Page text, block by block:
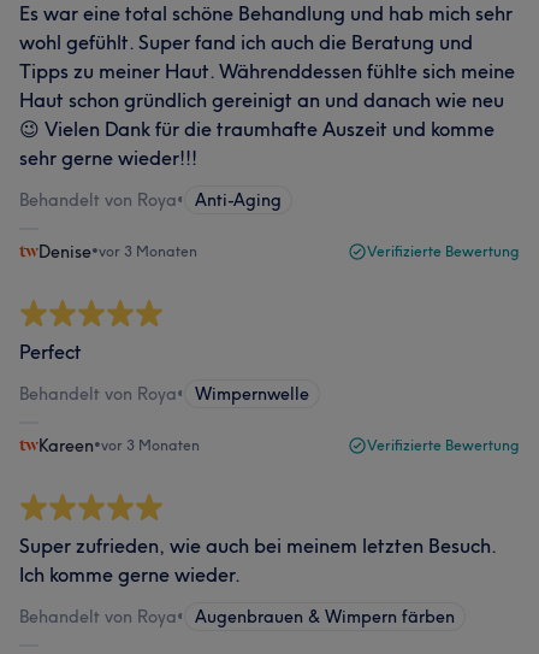
Es war eine total schöne Behandlung und hab mich sehr
wohl gefühlt. Super fand ich auch die Beratung und
Tipps zu meiner Haut. Währenddessen fühlte sich meine
Haut schon gründlich gereinigt an und danach wie neu
😉 Vielen Dank für die traumhafte Auszeit und komme
sehr gerne wieder!!!
Behandelt von Roya• Anti-Aging
Denise•vor 3 Monaten Verifizierte Bewertung
Perfect
Behandelt von Roya• Wimpernwelle
Kareen•vor 3 Monaten Verifizierte Bewertung
Super zufrieden, wie auch bei meinem letzten Besuch.
Ich komme gerne wieder.
Behandelt von Roya• Augenbrauen & Wimpern färben